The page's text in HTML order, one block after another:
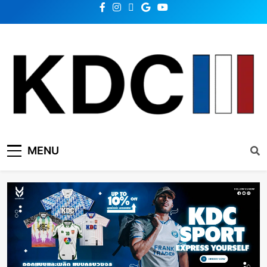
KDC SOLUTION | เคดีซี
โซลูชั่น
MENU